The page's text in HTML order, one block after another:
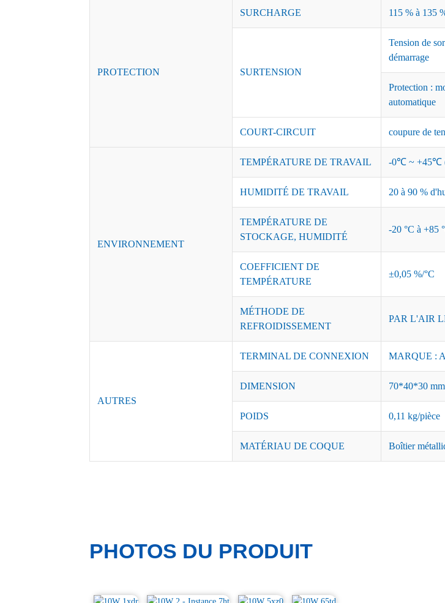
PROTECTION
SURCHARGE 115 % à 135
SURTENSION
Tension de
démarrage
Protection :
automatique
COURT-CIRCUIT coupure de
ENVIRONNEMENT
TEMPÉRATURE DE TRAVAIL -0℃ ~ +45℃
HUMIDITÉ DE TRAVAIL 20 à 90 %
TEMPÉRATURE DE
STOCKAGE, HUMIDITÉ
-20 °C à +85
COEFFICIENT DE
TEMPÉRATURE
±0,05 %/°C
MÉTHODE DE
REFROIDISSEMENT
PAR L'AIR
AUTRES
TERMINAL DE CONNEXION MARQUE :
DIMENSION 70*40*30 mm
POIDS 0,11 kg/pièce
MATÉRIAU DE COQUE Boîtier
PHOTOS DU PRODUIT